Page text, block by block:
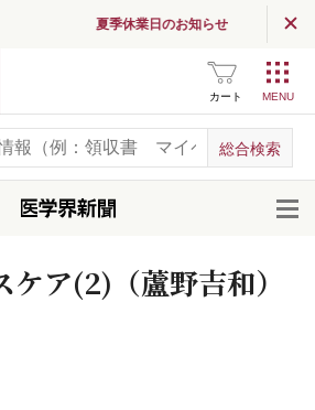
夏季休業日のお知らせ
カート
ア(2)（蘆野吉和）